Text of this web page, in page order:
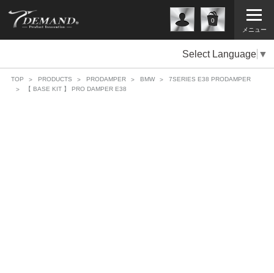
メニュー
0
Select Language ▼
TOP PRODUCTS PRODAMPER BMW
7SERIES E38 PRODAMPER
【 BASE KIT 】 PRO DAMPER E38